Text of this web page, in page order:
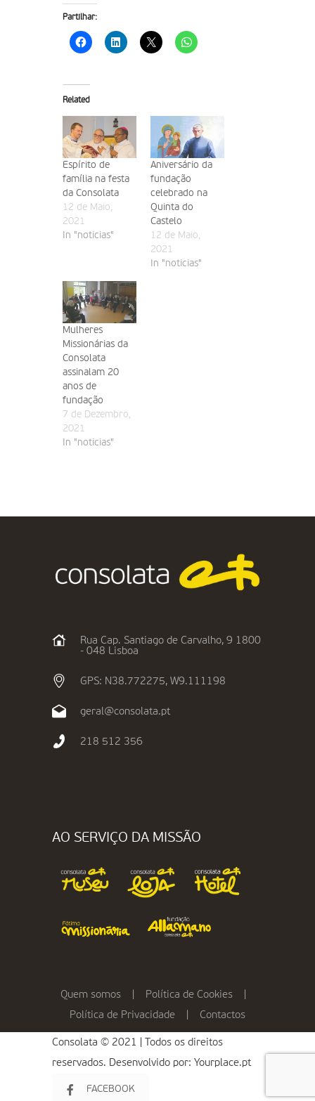
Partilhar:
Related
Espírito de
família na festa
da Consolata
12 de Maio,
2021
In "noticias"
Aniversário da
fundação
celebrado na
Quinta do
Castelo
12 de Maio,
2021
In "noticias"
Mulheres
Missionárias da
Consolata
assinalam 20
anos de
fundação
7 de Dezembro,
2021
In "noticias"
Rua Cap. Santiago de Carvalho, 9 1800
- 048 Lisboa
GPS: N38.772275, W9.111198
geral@consolata.pt
218 512 356
AO SERVIÇO DA MISSÃO
Quem somos Política de Cookies
Política de Privacidade
Contactos
Consolata © 2021 | Todos os direitos
reservados. Desenvolvido por: Yourplace.pt
FACEBOOK